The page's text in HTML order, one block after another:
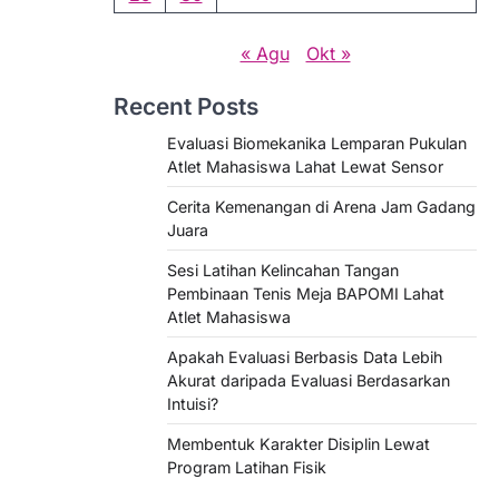
« Agu Okt »
Recent Posts
Evaluasi Biomekanika Lemparan Pukulan
Atlet Mahasiswa Lahat Lewat Sensor
Cerita Kemenangan di Arena Jam Gadang
Juara
Sesi Latihan Kelincahan Tangan
Pembinaan Tenis Meja BAPOMI Lahat
Atlet Mahasiswa
Apakah Evaluasi Berbasis Data Lebih
Akurat daripada Evaluasi Berdasarkan
Intuisi?
Membentuk Karakter Disiplin Lewat
Program Latihan Fisik